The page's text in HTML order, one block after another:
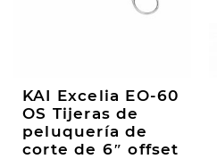
KAI Excelia EO-60
OS Tijeras de
peluquería de
corte de 6″ offset